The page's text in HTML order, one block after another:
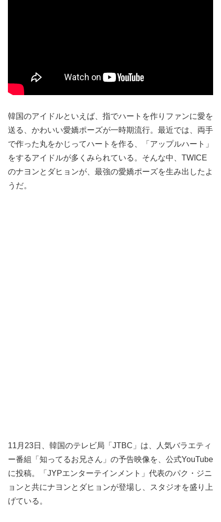
韓国のアイドルといえば、指でハートを作りファンに愛を
送る、かわいい愛嬌ポーズが一時期流行。最近では、両手
で作った丸をかじってハートを作る、「アップルハート」
をするアイドルが多くみられている。そんな中、TWICE
のナヨンとダヒョンが、最強の愛嬌ポーズを生み出したよ
うだ。
11月23日、韓国のテレビ局「JTBC」は、人気バラエティ
ー番組「知ってるお兄さん」の予告映像を、公式YouTube
に投稿。「JYPエンターテインメント」代表のパク・ジニ
ョンと共にナヨンとダヒョンが登場し、スタジオを盛り上
げている。